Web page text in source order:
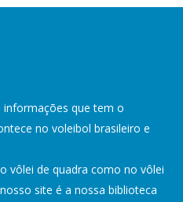
informações que tem o
no voleibol brasileiro e
vôlei de quadra como no vôlei
site é a nossa biblioteca